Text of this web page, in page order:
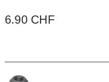
6.90 CHF